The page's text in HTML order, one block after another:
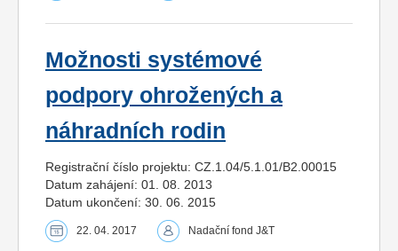
Možnosti systémové
podpory ohrožených a
náhradních rodin
Registrační číslo projektu: CZ.1.04/5.1.01/B2.00015
Datum zahájení: 01. 08. 2013
Datum ukončení: 30. 06. 2015
22. 04. 2017 Nadační fond J&T